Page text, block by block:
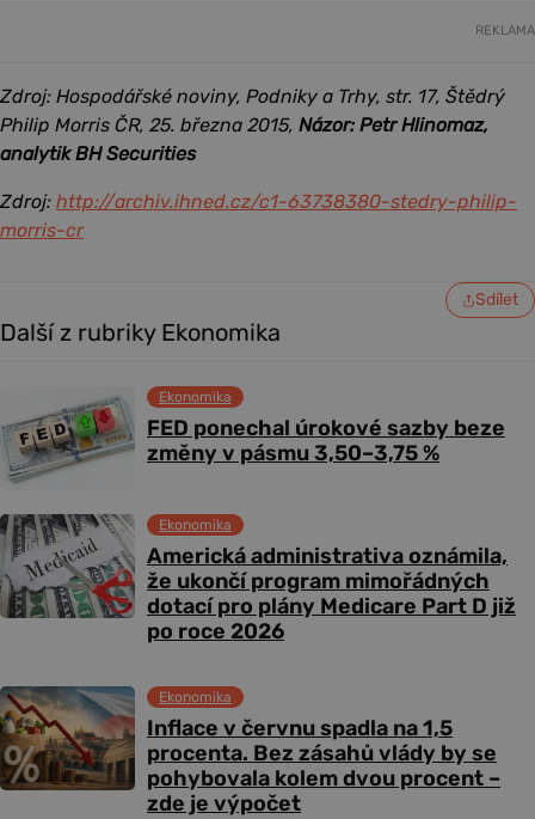
REKLAMA
Zdroj: Hospodářské noviny, Podniky a Trhy, str. 17, Štědrý
Philip Morris ČR, 25. března 2015, Názor: Petr Hlinomaz,
analytik BH Securities
Zdroj: http://archiv.ihned.cz/c1-63738380-stedry-philip-
morris-cr
Sdílet
Další z rubriky Ekonomika
FED ponechal úrokové sazby beze
změny v pásmu 3,50–3,75 %
Ekonomika
Americká administrativa oznámila,
že ukončí program mimořádných
dotací pro plány Medicare Part D již
po roce 2026
Ekonomika
Inflace v červnu spadla na 1,5
procenta. Bez zásahů vlády by se
pohybovala kolem dvou procent –
zde je výpočet
Ekonomika